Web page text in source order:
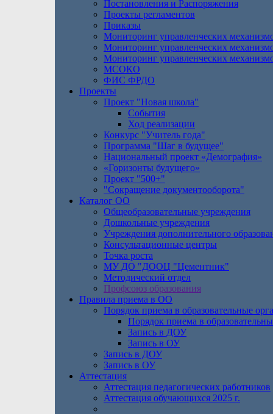
Постановления и Распоряжения
Проекты регламентов
Приказы
Мониторинг управленческих
Мониторинг управленческих
Мониторинг управленческих
МСОКО
ФИС ФРДО
Проекты
Проект "Новая школа"
События
Ход реализации
Конкурс "Учитель года"
Программа "Шаг в будущее"
Национальный проект «Демография»
«Горизонты будущего»
Проект "500+"
"Сокращение документооборота"
Каталог ОО
Общеобразовательные учреждения
Дошкольные учреждения
Учреждения дополнительного
Консультационные центры
Точка роста
МУ ДО "ДООЦ "Цементник"
Методический отдел
Профсоюз образования
Правила приема в ОО
Порядок приема в образовательные
Порядок приема в
Запись в ДОУ
Запись в ОУ
Запись в ДОУ
Запись в ОУ
Аттестация
Аттестация педагогических работников
Аттестация обучающихся 2025 г.